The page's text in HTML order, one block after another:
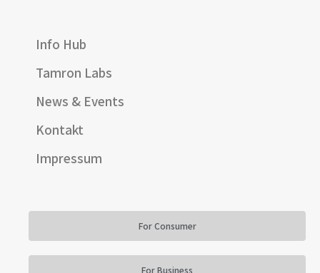
Info Hub
Tamron Labs
News & Events
Kontakt
Impressum
For Consumer
For Business